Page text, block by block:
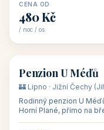
CENA OD
480 Kč
/ noc / os.
🏡 penzion
Penzion U Méďů
🏰 Lipno · Jižní Čechy
Rodinný penzion U
Horní Plané, přímo na